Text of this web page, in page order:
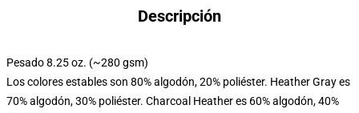
Descripción
Pesado 8.25 oz. (~280 gsm)
Los colores estables son 80% algodón, 20% poliéster. Heather Gray es
70% algodón, 30% poliéster. Charcoal Heather es 60% algodón, 40%